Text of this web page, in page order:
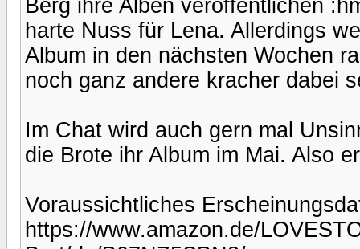
Berg ihre Alben veröffentlichen
harte Nuss für Lena. Allerdings
Album in den nächsten Wochen
noch ganz andere kracher dabei
Im Chat wird auch gern mal
die Brote ihr Album im Mai. Also
Voraussichtliches
https://www.amazon.de/